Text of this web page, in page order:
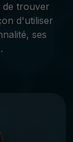
de trouver
d'utiliser
ses